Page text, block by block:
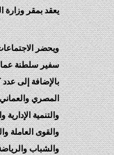
يعقد بمقر وزارة
ويحضر
سفير سلطنة عمان
بالإضافة إلى
المصري
والتنمية الإدارية
والقوى العاملة
والشباب والرياضة